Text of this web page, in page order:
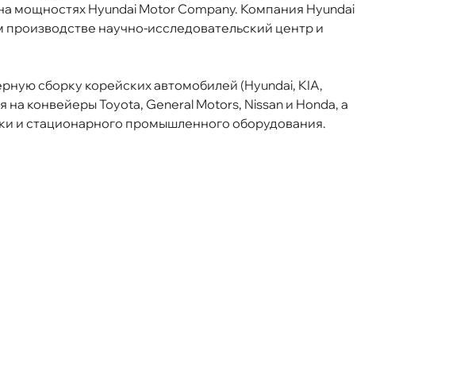
мощностях Hyundai Motor Company. Компания Hyundai
научно-исследовательский центр и
сборку корейских автомобилей (Hyundai, KIA,
конвейеры Toyota, General Motors, Nissan и Honda, а
и стационарного промышленного оборудования.